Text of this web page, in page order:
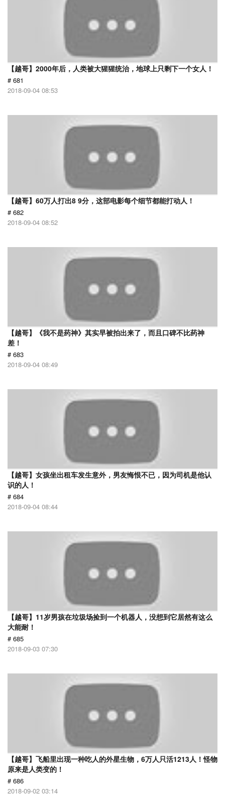
【越哥】2000年后，人类被大猩猩统治，地球上只剩下一个女人！
# 681
2018-09-04 08:53
【越哥】60万人打出8 9分，这部电影每个细节都能打动人！
# 682
2018-09-04 08:52
【越哥】《我不是药神》其实早被拍出来了，而且口碑不比药神
差！
# 683
2018-09-04 08:49
【越哥】女孩坐出租车发生意外，男友悔恨不已，因为司机是他认
识的人！
# 684
2018-09-04 08:44
【越哥】11岁男孩在垃圾场捡到一个机器人，没想到它居然有这么
大能耐！
# 685
2018-09-03 07:30
【越哥】飞船里出现一种吃人的外星生物，6万人只活1213人！怪物
原来是人类变的！
# 686
2018-09-02 03:14